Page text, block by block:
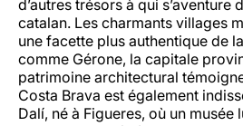
d’autres trésors à qui s’aventure
catalan. Les charmants villages
une facette plus authentique de
comme Gérone, la capitale
patrimoine architectural
Costa Brava est également
Dalí, né à Figueres, où un musée